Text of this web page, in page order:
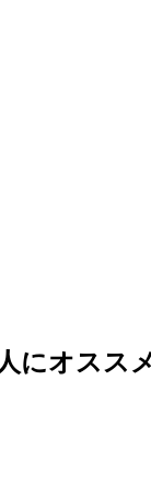
にオスス